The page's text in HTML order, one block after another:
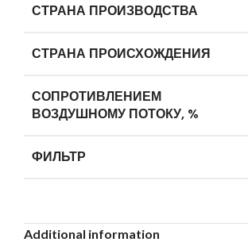
СТРАНА ПРОИЗВОДСТВА
СТРАНА ПРОИСХОЖДЕНИЯ
СОПРОТИВЛЕНИЕМ
ВОЗДУШНОМУ ПОТОКУ, %
ФИЛЬТР
Additional information